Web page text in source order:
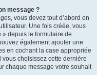
message ?
vous devez tout d’abord en
Une fois créée, vous
depuis le formulaire de
également ajouter une
en cochant la case appropriée
vous choisissez cette dernière
chaque message votre souhait